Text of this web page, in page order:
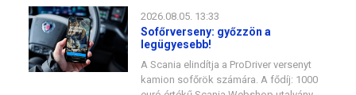
2026.08.05. 13:33
Sofőrverseny: győzzön a
legügyesebb!
A Scania elindítja a ProDriver versenyt
kamion sofőrök számára. A fődíj: 1000